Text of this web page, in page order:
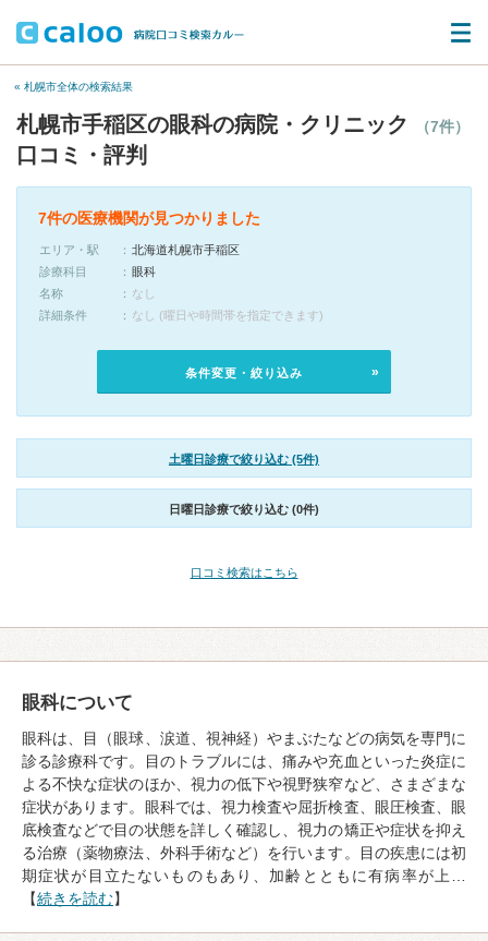
« 札幌市全体の検索結果
札幌市手稲区の眼科の病院・クリニック （7件）
口コミ・評判
7件の医療機関が見つかりました
エリア・駅
北海道札幌市手稲区
診療科目
眼科
名称
なし
詳細条件
なし (曜日や時間帯を指定できます)
条件変更・絞り込み
土曜日診療で絞り込む (5件)
日曜日診療で絞り込む (0件)
口コミ検索はこちら
眼科について
眼科は、目（眼球、涙道、視神経）やまぶたなどの病気を専門に
診る診療科です。目のトラブルには、痛みや充血といった炎症に
よる不快な症状のほか、視力の低下や視野狭窄など、さまざまな
症状があります。眼科では、視力検査や屈折検査、眼圧検査、眼
底検査などで目の状態を詳しく確認し、視力の矯正や症状を抑え
る治療（薬物療法、外科手術など）を行います。目の疾患には初
期症状が目立たないものもあり、加齢とともに有病率が上…
【続きを読む】